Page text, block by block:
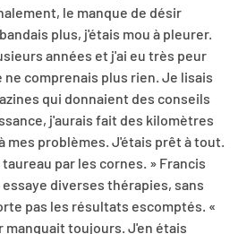
le manque de désir
plus, j'étais mou à pleurer.
années et j'ai eu très peur
ne comprenais plus rien. Je lisais
qui donnaient des conseils
j'aurais fait des kilomètres
mes problèmes. J'étais prêt à tout.
par les cornes. » Francis
diverses thérapies, sans
pas les résultats escomptés. «
manquait toujours. J'en étais